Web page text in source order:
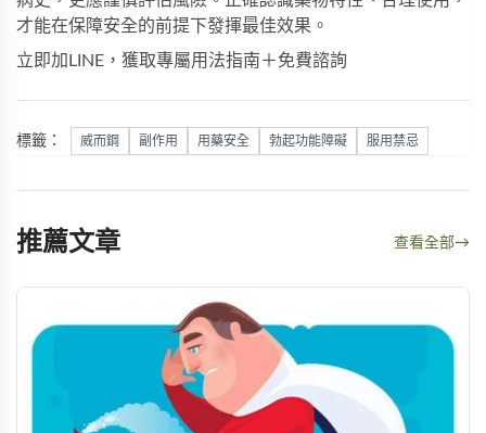
才能在保障安全的前提下發揮最佳效果。
立即加LINE，獲取專屬用法指南＋免費諮詢
標籤： 威而鋼 副作用 用藥安全 勃起功能障礙 服用禁忌
推薦文章 查看全部→